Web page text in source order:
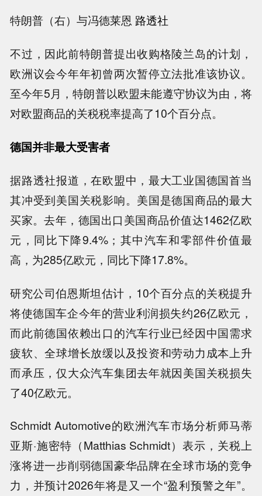
特朗普（右）与冯德莱恩 路透社
不过，因此前特朗普提出收购格陵兰岛的计划，
欧洲议会今年年初曾两次暂停立法批准该协议。
至今年5月，特朗普以欧盟未能遵守协议为由，将
对欧盟商品的关税税率提高了10个百分点。
德国并非最大受害者
据路透社报道，在欧盟中，最大工业国德国首当
其冲受到美国关税影响。美国是德国商品的最大
买家。去年，德国出口美国商品价值达1462亿欧
元，同比下降9.4%；其中汽车和零部件价值最
高，为285亿欧元，同比下降17.8%。
研究公司伯恩斯坦估计，10个百分点的关税提升
将使德国车企今年的营业利润损失约26亿欧元，
而此前德国依赖出口的汽车行业已经因中国需求
疲软、全球增长放缓以及投资和劳动力成本上升
而承压，仅大众汽车集团去年就因美国关税损失
了40亿欧元。
Schmidt Automotive的欧洲汽车市场分析师马蒂
亚斯·施密特（Matthias Schmidt）表示，关税上
涨将进一步削弱德国豪华品牌在全球市场的竞争
力，并预计2026年将是又一个“盈利预警之年”。